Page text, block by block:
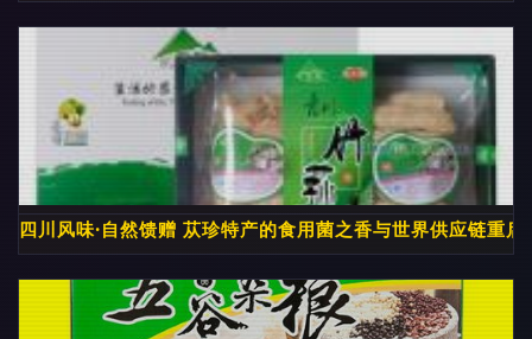
四川风味·自然馈赠 苁珍特产的食用菌之香与世界供应链重启